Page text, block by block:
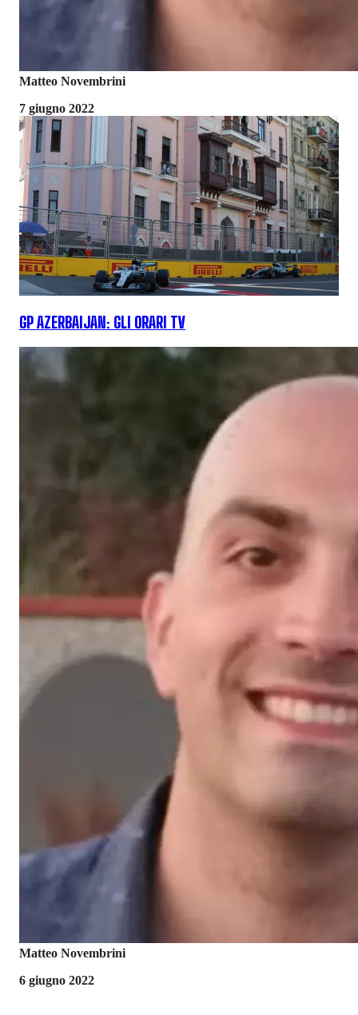
Matteo Novembrini
7 giugno 2022
GP AZERBAIJAN: GLI ORARI TV
Matteo Novembrini
6 giugno 2022